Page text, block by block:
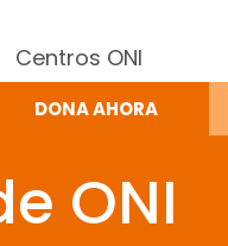
Centros ONI
DONA AHORA
ONI